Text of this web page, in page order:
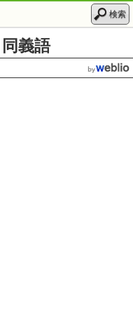
検索
義語